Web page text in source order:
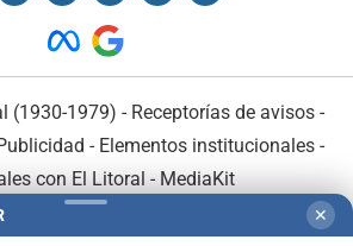
(1930-1979) - Receptorías de avisos -
- Elementos institucionales-
con El Litoral - MediaKit
✕